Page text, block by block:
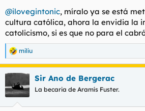
pongo un poco gilipollas.
Los dos son un caso muy similar de
imagino que ellas son figuras muy
inculcado desde críos y lo tienen muy
ti te parezca una tontería a ellos les
ofensa a los pilares fundamentales de
que querer a cada uno como es, pero
batirse en un duelo a muerte en el
con él
@Max_Demiansi@Troy McClure
@ilovegintonic, míralo ya se está
cultura católica, ahora la envidia la
catolicismo, si es que no para el
R
e
a
c
i
miliu
Sir Ano de Bergerac
La becaria de Aramís Fuster.